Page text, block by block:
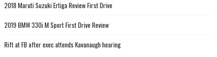
2018 Maruti Suzuki Ertiga Review First Drive
2019 BMW 330i M Sport First Drive Review
Rift at FB after exec attends Kavanaugh hearing